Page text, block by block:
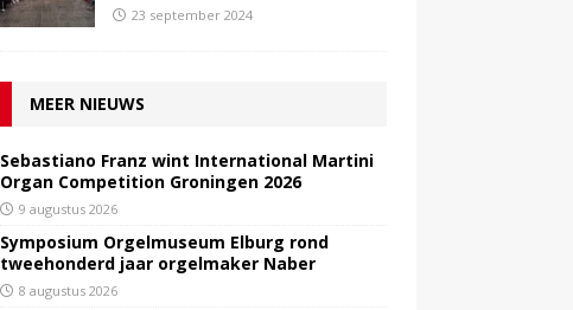
23 september 2024
MEER NIEUWS
Sebastiano Franz wint International Martini
Organ Competition Groningen 2026
9 augustus 2026
Symposium Orgelmuseum Elburg rond
tweehonderd jaar orgelmaker Naber
8 augustus 2026